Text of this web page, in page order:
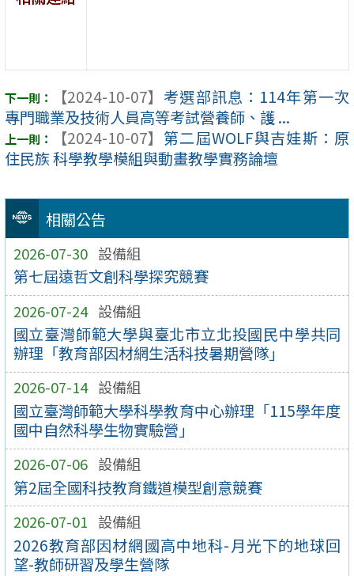
相關公告
2026-07-30 設備組
第七屆遠哲文創科學探究競賽
2026-07-24 設備組
國立臺灣師範大學與臺北市立北投國民中學共同
辦理「教育部因材網生活科技暑期營隊」
2026-07-14 設備組
國立臺灣師範大學科學教育中心辦理「115學年度
國中自然科學生物實驗營」
2026-07-06 設備組
第2屆全國科技教育鐵道模型創意競賽
2026-07-01 設備組
2026教育部因材網國高中地科-月光下的地球回
望-教師研習及學生營隊
【2024-10-07】 考選部訊息：114年第一次
專門職業及技術人員高等考試營養師、護 ...
【2024-10-07】 第二屆WOLF與吉娃斯：原
住民族 科學教學模組與動畫教學實務論壇